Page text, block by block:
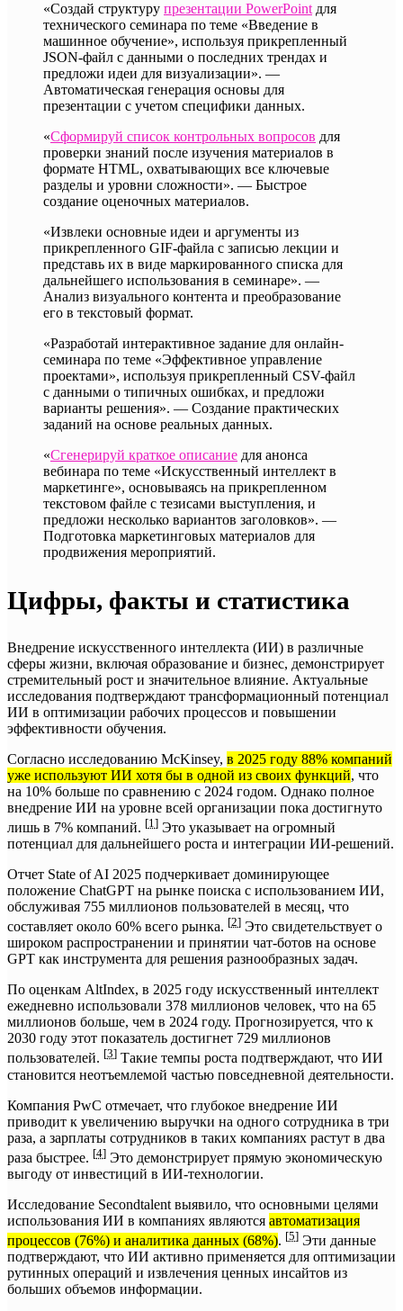
«Создай структуру презентации PowerPoint для
технического семинара по теме «Введение в
машинное обучение», используя прикрепленный
JSON-файл с данными о последних трендах и
предложи идеи для визуализации». —
Автоматическая генерация основы для
презентации с учетом специфики данных.
«Сформируй список контрольных вопросов для
проверки знаний после изучения материалов в
формате HTML, охватывающих все ключевые
разделы и уровни сложности». — Быстрое
создание оценочных материалов.
«Извлеки основные идеи и аргументы из
прикрепленного GIF-файла с записью лекции и
представь их в виде маркированного списка для
дальнейшего использования в семинаре». —
Анализ визуального контента и преобразование
его в текстовый формат.
«Разработай интерактивное задание для онлайн-
семинара по теме «Эффективное управление
проектами», используя прикрепленный CSV-файл
с данными о типичных ошибках, и предложи
варианты решения». — Создание практических
заданий на основе реальных данных.
«Сгенерируй краткое описание для анонса
вебинара по теме «Искусственный интеллект в
маркетинге», основываясь на прикрепленном
текстовом файле с тезисами выступления, и
предложи несколько вариантов заголовков». —
Подготовка маркетинговых материалов для
продвижения мероприятий.
Цифры, факты и статистика
Внедрение искусственного интеллекта (ИИ) в различные
сферы жизни, включая образование и бизнес, демонстрирует
стремительный рост и значительное влияние. Актуальные
исследования подтверждают трансформационный потенциал
ИИ в оптимизации рабочих процессов и повышении
эффективности обучения.
Согласно исследованию McKinsey, в 2025 году 88% компаний
уже используют ИИ хотя бы в одной из своих функций, что
на 10% больше по сравнению с 2024 годом. Однако полное
внедрение ИИ на уровне всей организации пока достигнуто
лишь в 7% компаний. [1 ] Это указывает на огромный
потенциал для дальнейшего роста и интеграции ИИ-решений.
Отчет State of AI 2025 подчеркивает доминирующее
положение ChatGPT на рынке поиска с использованием ИИ,
обслуживая 755 миллионов пользователей в месяц, что
составляет около 60% всего рынка. [2] Это свидетельствует о
широком распространении и принятии чат-ботов на основе
GPT как инструмента для решения разнообразных задач.
По оценкам AltIndex, в 2025 году искусственный интеллект
ежедневно использовали 378 миллионов человек, что на 65
миллионов больше, чем в 2024 году. Прогнозируется, что к
2030 году этот показатель достигнет 729 миллионов
пользователей. [3] Такие темпы роста подтверждают, что ИИ
становится неотъемлемой частью повседневной деятельности.
Компания PwC отмечает, что глубокое внедрение ИИ
приводит к увеличению выручки на одного сотрудника в три
раза, а зарплаты сотрудников в таких компаниях растут в два
раза быстрее. [4] Это демонстрирует прямую экономическую
выгоду от инвестиций в ИИ-технологии.
Исследование Secondtalent выявило, что основными целями
использования ИИ в компаниях являются автоматизация
процессов (76%) и аналитика данных (68%). [5] Эти данные
подтверждают, что ИИ активно применяется для оптимизации
рутинных операций и извлечения ценных инсайтов из
больших объемов информации.